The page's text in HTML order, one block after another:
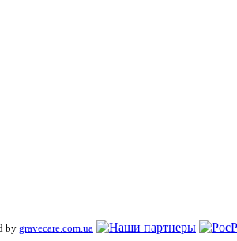
by gravecare.com.ua